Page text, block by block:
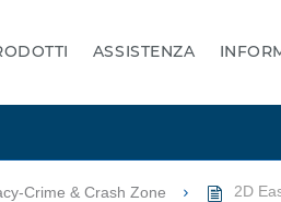
ASSISTENZA
Crime & Crash Zone 2D